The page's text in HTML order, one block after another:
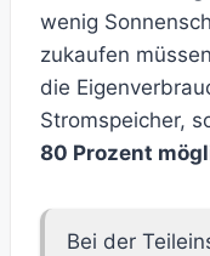
wenig
zukaufen
die
Stromspeicher,
80 Prozent
Bei der